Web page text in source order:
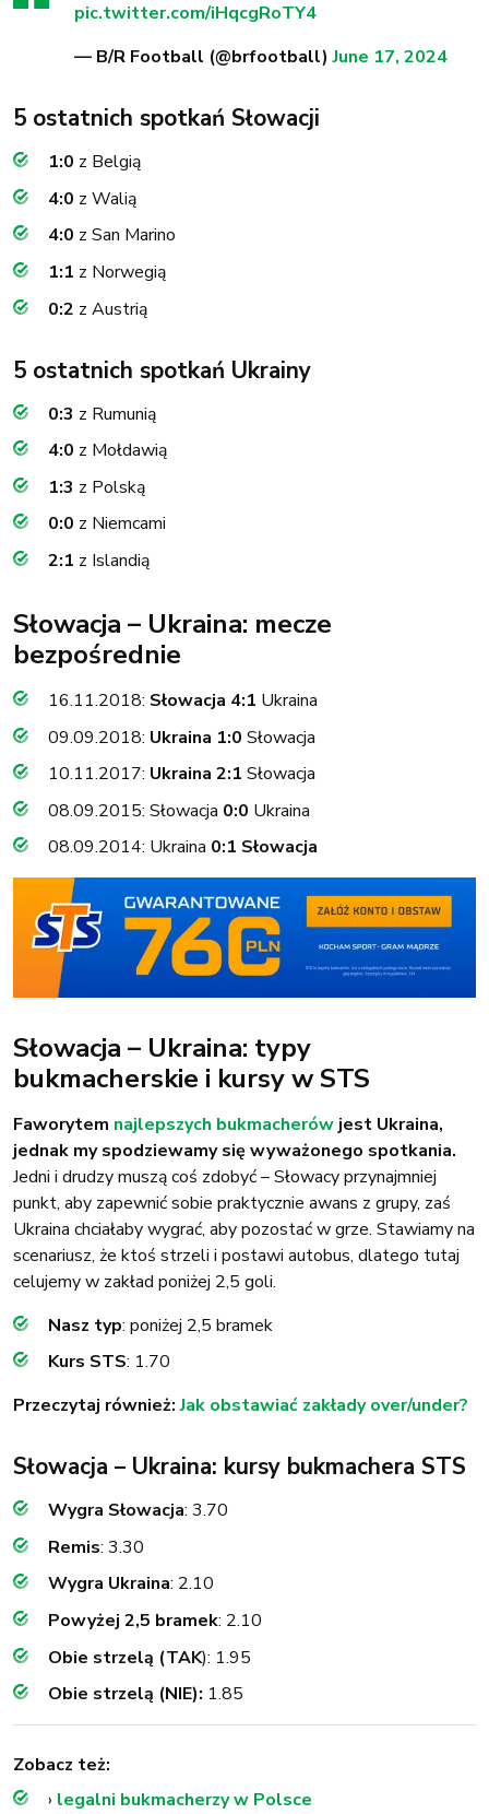
pic.twitter.com/iHqcgRoTY4
— B/R Football (@brfootball)June 17, 2024
5 ostatnich spotkań Słowacji
1:0 z Belgią
4:0 z Walią
4:0 z San Marino
1:1 z Norwegią
0:2 z Austrią
5 ostatnich spotkań Ukrainy
0:3 z Rumunią
4:0 z Mołdawią
1:3 z Polską
0:0 z Niemcami
2:1 z Islandią
Słowacja – Ukraina: mecze
bezpośrednie
16.11.2018: Słowacja 4:1 Ukraina
09.09.2018: Ukraina 1:0 Słowacja
10.11.2017: Ukraina 2:1 Słowacja
08.09.2015: Słowacja 0:0 Ukraina
08.09.2014: Ukraina 0:1 Słowacja
Słowacja – Ukraina: typy
bukmacherskie i kursy w STS
Faworytem najlepszych bukmacherów jest Ukraina,
jednak my spodziewamy się wyważonego spotkania.
Jedni i drudzy muszą coś zdobyć – Słowacy przynajmniej
punkt, aby zapewnić sobie praktycznie awans z grupy, zaś
Ukraina chciałaby wygrać, aby pozostać w grze. Stawiamy na
scenariusz, że ktoś strzeli i postawi autobus, dlatego tutaj
celujemy w zakład poniżej 2,5 goli.
Nasz typ: poniżej 2,5 bramek
Kurs STS: 1.70
Przeczytaj również: Jak obstawiać zakłady over/under?
Słowacja – Ukraina: kursy bukmachera STS
Wygra Słowacja: 3.70
Remis: 3.30
Wygra Ukraina: 2.10
Powyżej 2,5 bramek: 2.10
Obie strzelą (TAK): 1.95
Obie strzelą (NIE): 1.85
Zobacz też:
› legalni bukmacherzy w Polsce